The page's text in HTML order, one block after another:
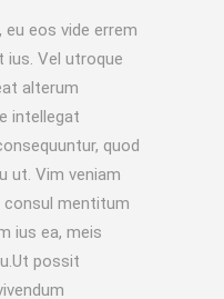
eu eos vide errem
ius. Vel utroque
alterum
intellegat
quod
ut. Vim veniam
consul mentitum
ius ea, meis
possit